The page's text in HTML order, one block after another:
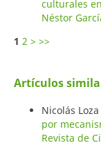
culturales
Néstor
1 2 > >>
Artículos
Nicolás
por
Revista de